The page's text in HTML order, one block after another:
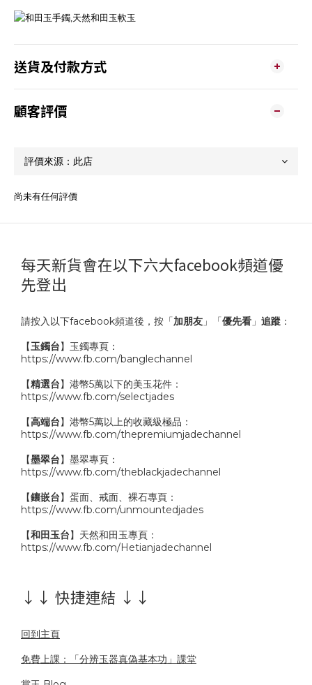
送貨及付款方式
顧客評價
尚未有任何評價
每天新貨會在以下六大facebook頻道優
先登出
請按入以下facebook頻道後，按「加朋友 」「優先看 」 追蹤 ：
【玉鐲台】玉鐲專頁：
https://www.fb.com/banglechannel
【精選台】港幣5萬以下的美玉花件：
https://www.fb.com/selectjades
【高端台】港幣5萬以上的收藏級極品：
https://www.fb.com/thepremiumjadechannel
【墨翠台】墨翠專頁：
https://www.fb.com/theblackjadechannel
【鑲嵌台】蛋面、戒面、裸石專頁：
https://www.fb.com/unmountedjades
【和田玉台】天然和田玉專頁：
https://www.fb.com/Hetianjadechannel
↓↓ 快捷連結 ↓↓
回到主頁
免費上課：「分辨玉器真偽基本功」課堂